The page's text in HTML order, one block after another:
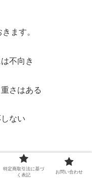
ます。
不向き
さはある
ない
特定商取引法に基づ
く表記
お問い合わせ